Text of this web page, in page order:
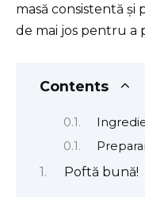
masă consistentă și
de mai jos pentru a
Contents
Poftă bună!